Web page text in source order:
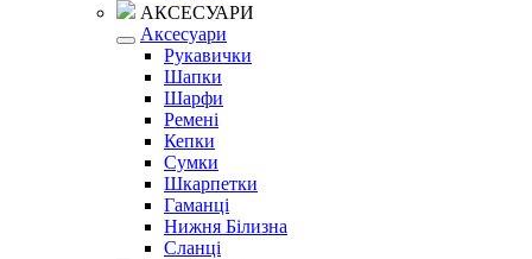
АКСЕСУАРИ
Аксесуари
Рукавички
Шапки
Шарфи
Ремені
Кепки
Сумки
Шкарпетки
Гаманці
Нижня Білизна
Сланці